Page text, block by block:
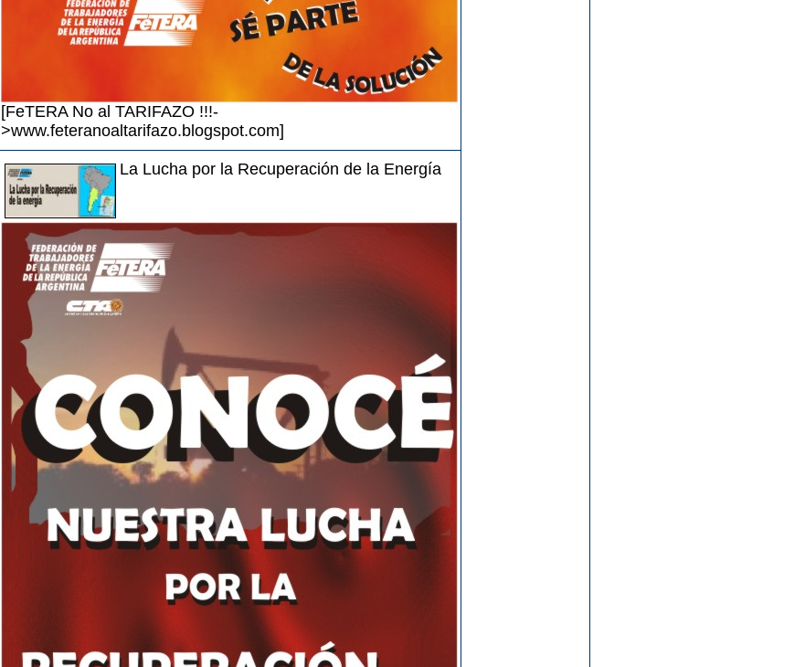
[FeTERA No al TARIFAZO !!!-
>www.feteranoaltarifazo.blogspot.com]
La Lucha por la Recuperación de la Energía